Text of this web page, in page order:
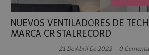
NUEVOS VENTILADORES DE
MARCA CRISTALRECORD
21 De Abril De 2022 0